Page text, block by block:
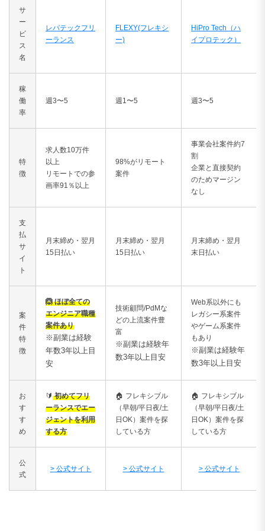
サ
ー
ビ
ス
名
レバテックフリ
ーランス
FLEXY(フレキシ
ー)
HiPro Tech（ハ
イプロテック）
稼
働
率
週3〜5 週1〜5 週3〜5
特
徴
求人数10万件
以上
リモートでの参
画率91％以上
98%がリモート
案件
事業会社案件約7
割
企業と直接契約
のためマージン
なし
支
払
サ
イ
ト
月末締め・翌月
15日払い
月末締め・翌月
15日払い
月末締め・翌月
末日払い
案
件
特
徴
🙆 ほぼ全ての
エンジニア職種
案件あり
※副業は経験
年数3年以上目
安
技術顧問/PdMな
どの上流案件豊
富
※副業は経験年
数3年以上目安
Web系以外にも
レガシー系案件
やゲーム系案件
もあり
※副業は経験年
数3年以上目安
お
す
す
め
🔰初めてフリ
ーランスでエー
ジェントを利用
する方
🏠 フレキシブル
（早朝/平日夜/土
日OK）案件を探
している方
🏠 フレキシブル
（早朝/平日夜/土
日OK）案件を探
している方
公
式
> 公式サイト > 公式サイト > 公式サイト